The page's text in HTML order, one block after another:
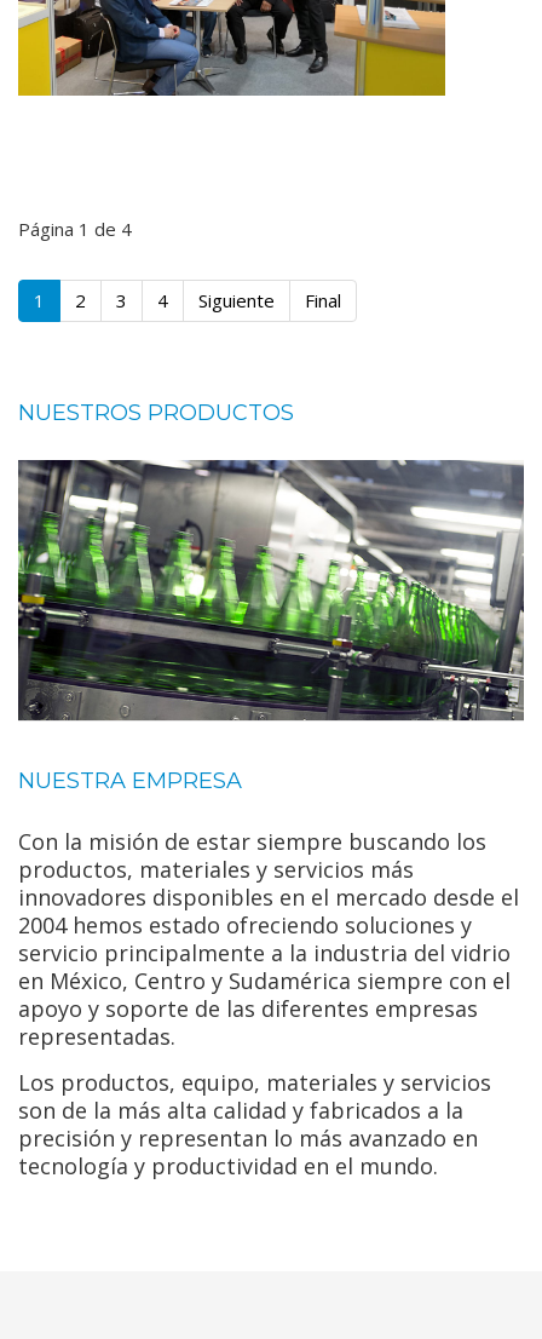
Página 1 de 4
1 2 3 4 Siguiente Final
NUESTROS PRODUCTOS
NUESTRA EMPRESA
Con la misión de estar siempre buscando los
productos, materiales y servicios más
innovadores disponibles en el mercado desde el
2004 hemos estado ofreciendo soluciones y
servicio principalmente a la industria del vidrio
en México, Centro y Sudamérica siempre con el
apoyo y soporte de las diferentes empresas
representadas.
Los productos, equipo, materiales y servicios
son de la más alta calidad y fabricados a la
precisión y representan lo más avanzado en
tecnología y productividad en el mundo.